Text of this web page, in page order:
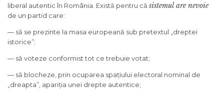
liberal autentic în România. Există pentru că sistemul are nevoie
de un partid care:
— să se prezinte la masa europeană sub pretextul „dreptei
istorice”;
— să voteze conformist tot ce trebuie votat;
— să blocheze, prin ocuparea spațiului electoral nominal de
„dreapta”, apariția unei drepte autentice;